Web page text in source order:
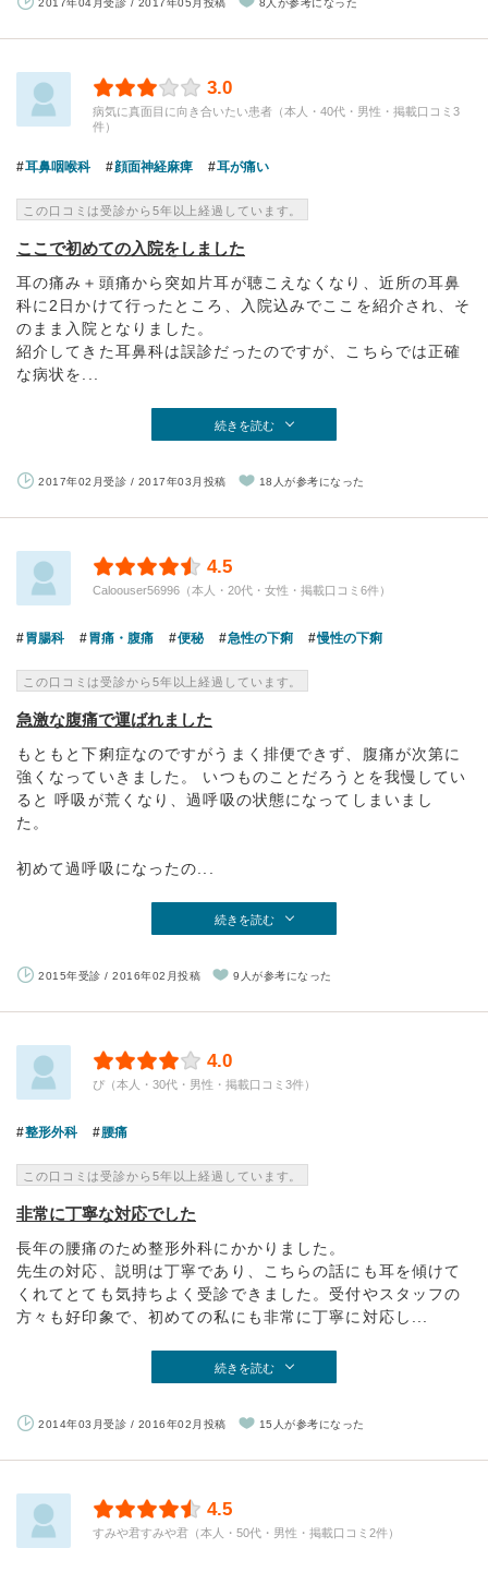
2017年04月受診 / 2017年05月投稿 8人が参考になった
3.0
病気に真面目に向き合いたい患者（本人・40代・男性・掲載口コミ3
件）
耳鼻咽喉科 顔面神経麻痺 耳が痛い
この口コミは受診から5年以上経過しています。
ここで初めての入院をしました
耳の痛み＋頭痛から突如片耳が聴こえなくなり、近所の耳鼻
科に2日かけて行ったところ、入院込みでここを紹介され、そ
のまま入院となりました。
紹介してきた耳鼻科は誤診だったのですが、こちらでは正確
な病状を...
続きを読む
2017年02月受診 / 2017年03月投稿 18人が参考になった
4.5
Caloouser56996（本人・20代・女性・掲載口コミ6件）
胃腸科 胃痛・腹痛 便秘 急性の下痢 慢性の下痢
この口コミは受診から5年以上経過しています。
急激な腹痛で運ばれました
もともと下痢症なのですがうまく排便できず、腹痛が次第に
強くなっていきました。 いつものことだろうとを我慢してい
ると 呼吸が荒くなり、過呼吸の状態になってしまいまし
た。
初めて過呼吸になったの...
続きを読む
2015年受診 / 2016年02月投稿 9人が参考になった
4.0
ぴ（本人・30代・男性・掲載口コミ3件）
整形外科 腰痛
この口コミは受診から5年以上経過しています。
非常に丁寧な対応でした
長年の腰痛のため整形外科にかかりました。
先生の対応、説明は丁寧であり、こちらの話にも耳を傾けて
くれてとても気持ちよく受診できました。受付やスタッフの
方々も好印象で、初めての私にも非常に丁寧に対応し...
続きを読む
2014年03月受診 / 2016年02月投稿 15人が参考になった
4.5
すみや君すみや君（本人・50代・男性・掲載口コミ2件）